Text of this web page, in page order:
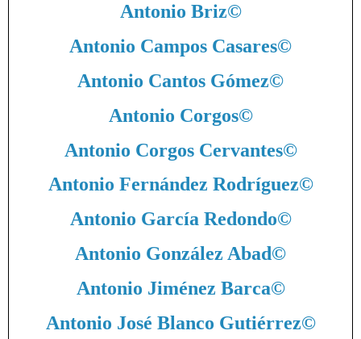
Antonio Briz©
Antonio Campos Casares©
Antonio Cantos Gómez©
Antonio Corgos©
Antonio Corgos Cervantes©
Antonio Fernández Rodríguez©
Antonio García Redondo©
Antonio González Abad©
Antonio Jiménez Barca©
Antonio José Blanco Gutiérrez©